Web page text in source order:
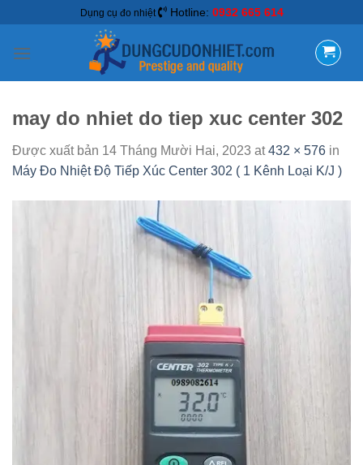
Dụng cụ đo nhiệt Hotline: 0932 665 614
may do nhiet do tiep xuc center 302
Được xuất bản 14 Tháng Mười Hai, 2023 at432 × 576 in
Máy Đo Nhiệt Độ Tiếp Xúc Center 302 ( 1 Kênh Loại K/J )